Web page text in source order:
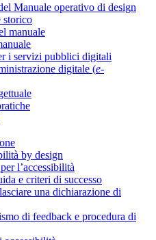
Manuale operativo di design
storico
manuale
i servizi pubblici digitali
digitale (e-
by design
l’accessibilità
e criteri di successo
una dichiarazione di
di feedback e procedura di